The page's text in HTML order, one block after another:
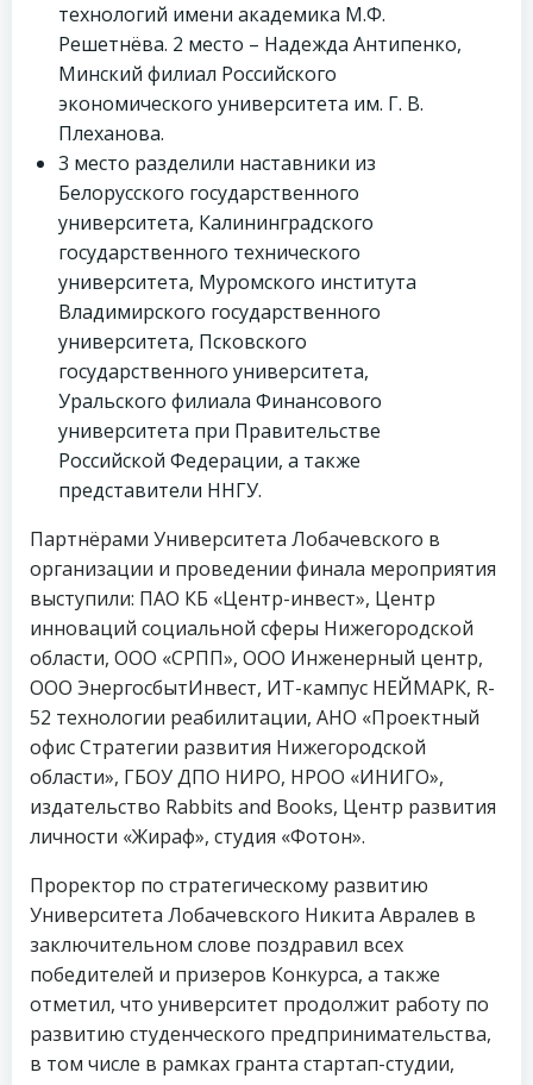
технологий имени академика М.Ф.
Решетнёва. 2 место – Надежда Антипенко,
Минский филиал Российского
экономического университета им. Г. В.
Плеханова.
3 место разделили наставники из
Белорусского государственного
университета, Калининградского
государственного технического
университета, Муромского института
Владимирского государственного
университета, Псковского
государственного университета,
Уральского филиала Финансового
университета при Правительстве
Российской Федерации, а также
представители ННГУ.
Партнёрами Университета Лобачевского в
организации и проведении финала мероприятия
выступили: ПАО КБ «Центр-инвест», Центр
инноваций социальной сферы Нижегородской
области, ООО «СРПП», ООО Инженерный центр,
ООО ЭнергосбытИнвест, ИТ-кампус НЕЙМАРК, R-
52 технологии реабилитации, АНО «Проектный
офис Стратегии развития Нижегородской
области», ГБОУ ДПО НИРО, НРОО «ИНИГО»,
издательство Rabbits and Books, Центр развития
личности «Жираф», студия «Фотон».
Проректор по стратегическому развитию
Университета Лобачевского Никита Авралев в
заключительном слове поздравил всех
победителей и призеров Конкурса, а также
отметил, что университет продолжит работу по
развитию студенческого предпринимательства,
в том числе в рамках гранта стартап-студии,